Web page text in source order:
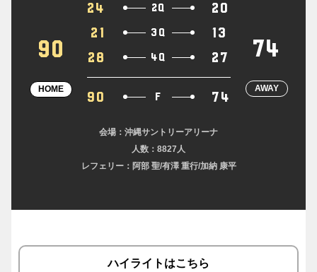
90
HOME
24
2Q
20
21
3Q
13
28
4Q 27
90 F 74
74
AWAY
会場：沖縄サントリーアリーナ
人数：8827人
レフェリー：阿部 聖/有澤 重行/加納 康平
ハイライトはこちら